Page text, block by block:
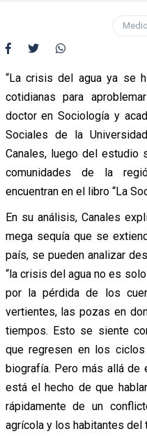
“La crisis del agua ya se
cotidianas para
doctor en Sociología y
Sociales de la
Canales, luego del estudio
comunidades de la
encuentran en el libro “La
En su análisis, Canales
mega sequía que se
país, se pueden analizar
“la crisis del agua no es
por la pérdida de los
vertientes, las pozas en
tiempos. Esto se siente
que regresen en los
biografía. Pero más allá de
está el hecho de que
rápidamente de un
agrícola y los habitantes del